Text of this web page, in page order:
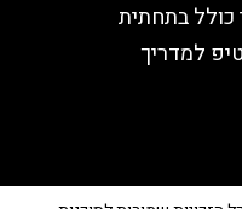
כולל בתחתית
למדריך